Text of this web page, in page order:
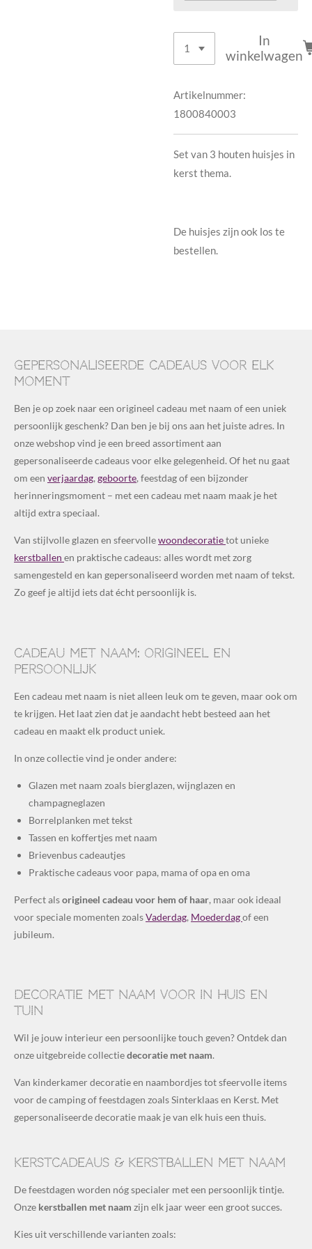
In
winkelwagen
Artikelnummer:
1800840003
Set van 3 houten huisjes in
kerst thema.
De huisjes zijn ook los te
bestellen.
Gepersonaliseerde cadeaus voor elk
moment
Ben je op zoek naar een origineel cadeau met naam of een uniek
persoonlijk geschenk? Dan ben je bij ons aan het juiste adres. In
onze webshop vind je een breed assortiment aan
gepersonaliseerde cadeaus voor elke gelegenheid. Of het nu gaat
om een verjaardag, geboorte, feestdag of een bijzonder
herinneringsmoment – met een cadeau met naam maak je het
altijd extra speciaal.
Van stijlvolle glazen en sfeervollewoondecoratietot unieke
kerstballen en praktische cadeaus: alles wordt met zorg
samengesteld en kan gepersonaliseerd worden met naam of tekst.
Zo geef je altijd iets dat écht persoonlijk is.
Cadeau met naam: origineel en
persoonlijk
Een cadeau met naam is niet alleen leuk om te geven, maar ook om
te krijgen. Het laat zien dat je aandacht hebt besteed aan het
cadeau en maakt elk product uniek.
In onze collectie vind je onder andere:
Glazen met naam zoals bierglazen, wijnglazen en
champagneglazen
Borrelplanken met tekst
Tassen en koffertjes met naam
Brievenbus cadeautjes
Praktische cadeaus voor papa, mama of opa en oma
Perfect alsorigineel cadeau voor hem of haar, maar ook ideaal
voor speciale momenten zoalsVaderdag, Moederdagof een
jubileum.
Decoratie met naam voor in huis en
tuin
Wil je jouw interieur een persoonlijke touch geven? Ontdek dan
onze uitgebreide collectiedecoratie met naam.
Van kinderkamer decoratie en naambordjes tot sfeervolle items
voor de camping of feestdagen zoals Sinterklaas en Kerst. Met
gepersonaliseerde decoratie maak je van elk huis een thuis.
Kerstcadeaus & kerstballen met naam
De feestdagen worden nóg specialer met een persoonlijk tintje.
Onze kerstballen met naam zijn elk jaar weer een groot succes.
Kies uit verschillende varianten zoals: